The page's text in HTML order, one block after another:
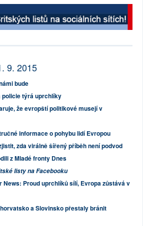
9. 2015
bude
policie týrá uprchlíky
že evropští politikové musejí v
informace o pohybu lidí Evropou
zda virálně šířený příběh není podvod
z Mladé fronty Dnes
listy na Facebooku
News: Proud uprchlíků sílí, Evropa zůstává v
a Slovinsko přestaly bránit